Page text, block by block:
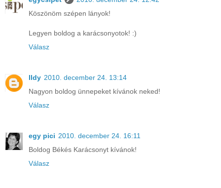
Köszönöm szépen lányok!
Legyen boldog a karácsonyotok! :)
Válasz
Ildy 2010. december 24. 13:14
Nagyon boldog ünnepeket kívánok neked!
Válasz
egy pici 2010. december 24. 16:11
Boldog Békés Karácsonyt kívánok!
Válasz